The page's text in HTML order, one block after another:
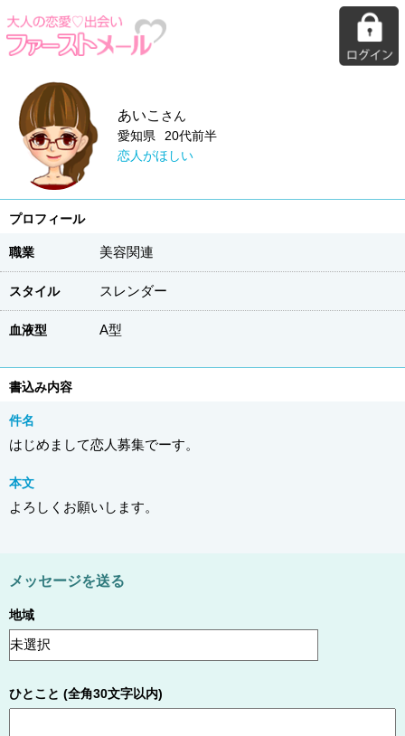
あいこ さん
愛知県
20代前半
恋人がほしい
プロフィール
職業 美容関連
スタイル スレンダー
血液型 A型
書込み内容
件名
はじめまして恋人募集でーす。
本文
よろしくお願いします。
メッセージを送る
地域
ひとこと (全角30文字以内)